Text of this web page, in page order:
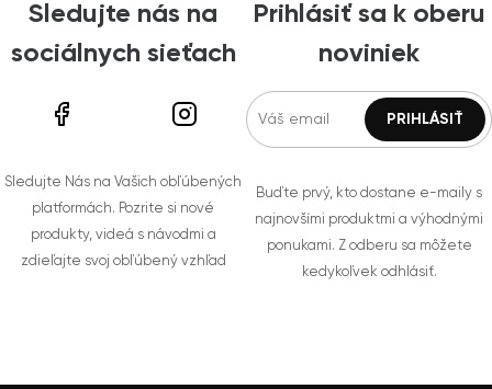
Sledujte nás na
sociálnych sieťach
Sledujte Nás na Vašich obľúbených
platformách. Pozrite si nové
produkty, videá s návodmi a
zdieľajte svoj obľúbený vzhľad
Prihlásiť sa k oberu
noviniek
Buďte prvý, kto dostane e-maily s
najnovšími produktmi a výhodnými
ponukami. Z odberu sa môžete
kedykoľvek odhlásiť.